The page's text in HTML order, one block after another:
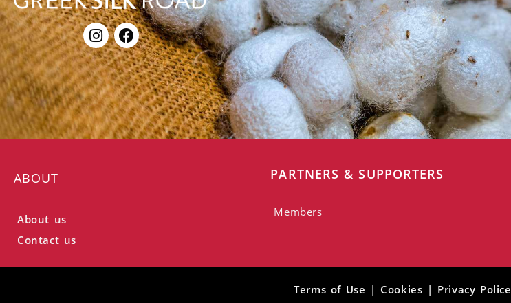
ABOUT
About us
Contact us
PARTNERS & SUPPORTERS
Members
Terms of Use | Cookies | Privacy Police